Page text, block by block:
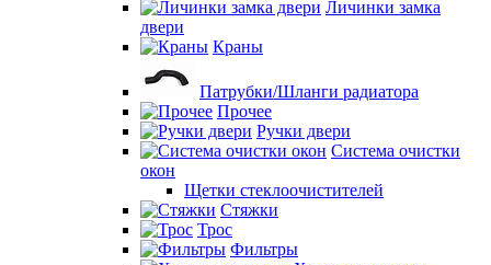
Личинки замка
двери
Краны
Патрубки/Шланги радиатора
Прочее
Ручки двери
Система очистки
окон
Щетки стеклоочистителей
Стяжки
Трос
Фильтры